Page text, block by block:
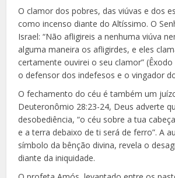
O clamor dos pobres, das viúvas e dos
como incenso diante do Altíssimo. O
Israel: “Não afligireis a nenhuma viúva
alguma maneira os afligirdes, e eles
certamente ouvirei o seu clamor” (Êxodo
o defensor dos indefesos e o vingador
O fechamento do céu é também um
Deuteronômio 28:23-24, Deus adverte
desobediência, “o céu sobre a tua
e a terra debaixo de ti será de ferro”. A
símbolo da bênção divina, revela o
diante da iniquidade.